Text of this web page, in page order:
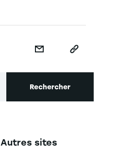
Rechercher
Navigation tertiaire footer
Autres sites